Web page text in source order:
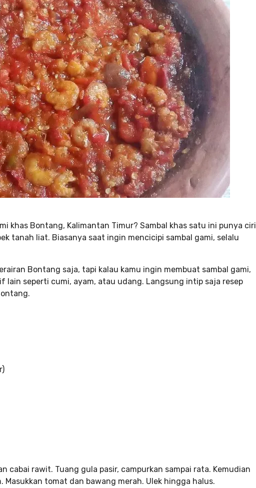
khas Bontang, Kalimantan Timur? Sambal khas satu ini punya ciri
tanah liat. Biasanya saat ingin mencicipi sambal gami, selalu
Bontang saja, tapi kalau kamu ingin membuat sambal gami,
lain seperti cumi, ayam, atau udang. Langsung intip saja resep
cabai rawit. Tuang gula pasir, campurkan sampai rata. Kemudian
Masukkan tomat dan bawang merah. Ulek hingga halus.